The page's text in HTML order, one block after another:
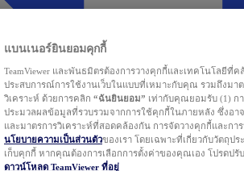
แบนเนอร์ยินยอมคุกกี้
TeamViewer และพันธมิตรต้องการวางคุกกี้และเทคโนโลยี
ประสบการณ์การใช้งานเว็บในแบบที่เหมาะกับคุณ รวมถึงมา
วิเคราะห์ ด้วยการคลิก “ฉันยินยอม” เท่ากับคุณยอมรับ (1) ก
ประมวลผลข้อมูลที่รวบรวมจากการใช้คุกกี้ในภายหลัง ซึ่ง
และมาตรการวิเคราะห์ที่สอดคล้องกัน การจัดวางคุกกี้และก
นโยบายความเป็นส่วนตัวของเรา โดยเฉพาะที่เกี่ยวกับวัตถุป
เก็บคุกกี้ หากคุณต้องการเลือกการตั้งค่าของคุณเอง โปรดปรั
ดาวน์โหลด TeamViewer ที่อยู่